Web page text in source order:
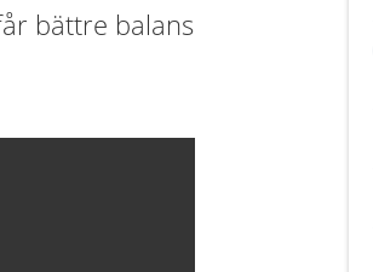
bättre balans